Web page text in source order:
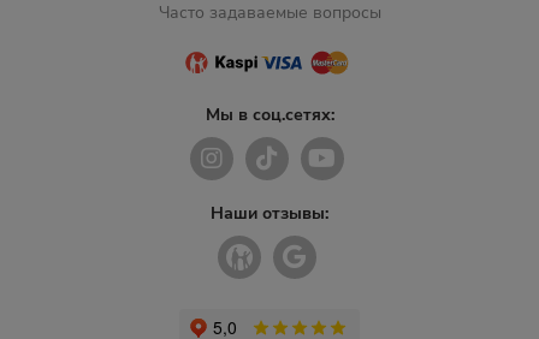
Часто задаваемые вопросы
Мы в соц.сетях:
Наши отзывы: